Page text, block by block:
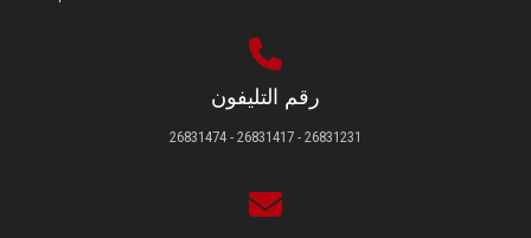
رقم التليفون
26831231 - 26831417 - 26831474